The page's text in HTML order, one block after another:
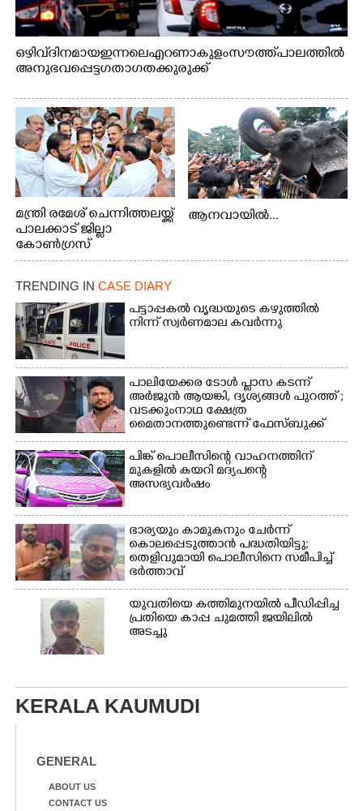
ഒഴിവ് ദിനമായ ഇന്നലെ എറണാകുളം സൗത്ത് പാലത്തിൽ
അനുഭവപ്പെട്ട ഗതാഗതക്കുരുക്ക്
മന്ത്രി രമേശ് ചെന്നിത്തലയ്ക്ക്
പാലക്കാട് ജില്ലാ
കോൺഗ്രസ്
ആനവായിൽ...
TRENDING IN CASE DIARY
പട്ടാപ്പകൽ വൃദ്ധയുടെ കഴുത്തിൽ
നിന്ന് സ്വർണമാല കവർന്നു
പാലിയേക്കര ടോൾ പ്ലാസ കടന്ന്
അർജുൻ ആയങ്കി,​ ദൃശ്യങ്ങൾ പുറത്ത് ;
വടക്കുംനാഥ ക്ഷേത്ര
മൈതാനത്തുണ്ടെന്ന് ഫേസ്ബുക്ക്
പോസ്റ്റ്
പിങ്ക് പൊലീസിന്റെ വാഹനത്തിന്
മുകളിൽ കയറി മദ്യപന്റെ
അസഭ്യവ‌ർഷം
ഭാര്യയും കാമുകനും ചേർന്ന്
കൊലപ്പെടുത്താൻ പദ്ധതിയിട്ടു;
തെളിവുമായി പൊലീസിനെ സമീപിച്ച്
ഭർത്താവ്
യുവതിയെ കത്തിമുനയിൽ പീഡിപ്പിച്ച
പ്രതിയെ കാപ്പ ചുമത്തി ജയിലിൽ
അടച്ചു
KERALA KAUMUDI
GENERAL
ABOUT US
CONTACT US